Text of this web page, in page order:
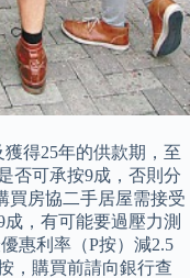
得25年的供款期，至
否可承按9成，否則分
買房協二手居屋需接受
，有可能要過壓力測
惠利率（P按）減2.5
，購買前請向銀行查